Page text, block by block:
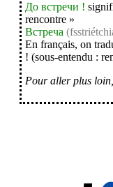
До встречи !
rencontre »
Встреча
En français, on
! (sous-entendu :
Pour aller plus